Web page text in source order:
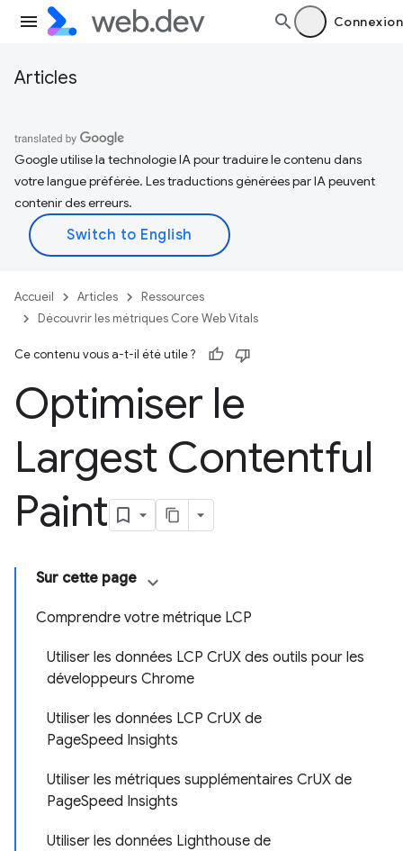
Connexion
Articles
Google utilise la technologie IA pour traduire le contenu dans
votre langue préférée. Les traductions générées par IA peuvent
contenir des erreurs.
Accueil Articles
Ressources
Découvrir les métriques Core Web Vitals
Ce contenu vous a-t-il été utile ?
Optimiser le
Largest Contentful
Paint
Sur cette page
Comprendre votre métrique LCP
Utiliser les données LCP CrUX des outils pour les
développeurs Chrome
Utiliser les données LCP CrUX de
PageSpeed Insights
Utiliser les métriques supplémentaires CrUX de
PageSpeed Insights
Utiliser les données Lighthouse de